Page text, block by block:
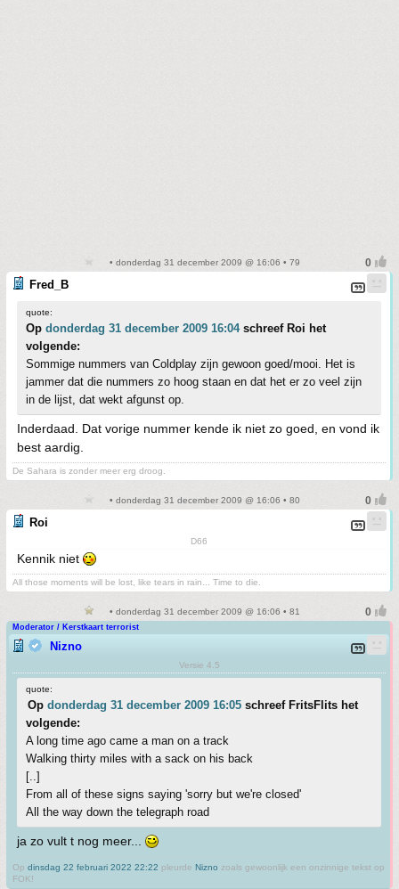
• donderdag 31 december 2009 @ 16:06 • 79
Fred_B
quote:
Op donderdag 31 december 2009 16:04schreef Roi het
volgende:
Sommige nummers van Coldplay zijn gewoon goed/mooi. Het is
jammer dat die nummers zo hoog staan en dat het er zo veel zijn
in de lijst, dat wekt afgunst op.
Inderdaad. Dat vorige nummer kende ik niet zo goed, en vond ik
best aardig.
De Sahara is zonder meer erg droog.
• donderdag 31 december 2009 @ 16:06 • 80
Roi
D66
Kennik niet
All those moments will be lost, like tears in rain... Time to die.
• donderdag 31 december 2009 @ 16:06 • 81
Moderator / Kerstkaart terrorist
Nizno
Versie 4.5
quote:
Op donderdag 31 december 2009 16:05 schreef FritsFlits het
volgende:
A long time ago came a man on a track
Walking thirty miles with a sack on his back
[..]
From all of these signs saying 'sorry but we're closed'
All the way down the telegraph road
ja zo vult t nog meer...
Op dinsdag 22 februari 2022 22:22 pleurde Nizno zoals gewoonlijk een onzinnige tekst op
FOK!